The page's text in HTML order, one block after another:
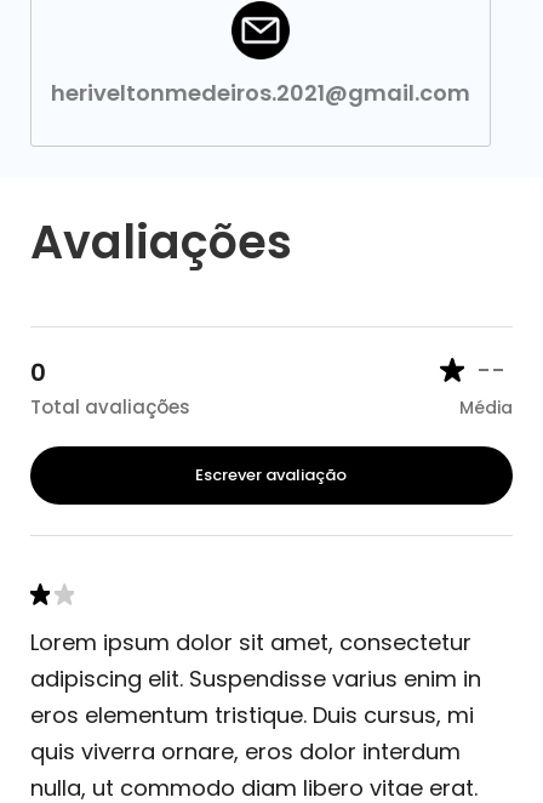
heriveltonmedeiros.2021@gmail.com
Avaliações
0
Total avaliações
--
Média
Escrever avaliação
Lorem ipsum dolor sit amet, consectetur
adipiscing elit. Suspendisse varius enim in
eros elementum tristique. Duis cursus, mi
quis viverra ornare, eros dolor interdum
nulla, ut commodo diam libero vitae erat.